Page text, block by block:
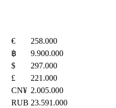
€
258.000
฿
9.900.000
$
297.000
£
221.000
CN¥ 2.005.000
RUB 23.591.000